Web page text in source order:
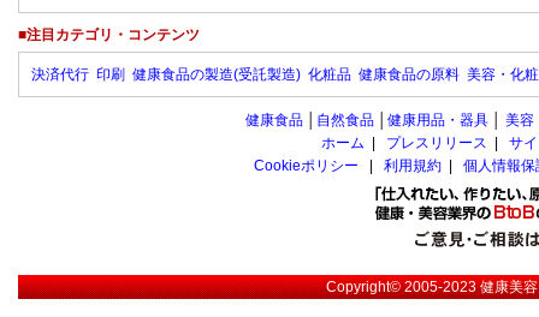
■注目カテゴリ・コンテンツ
決済代行 印刷 健康食品の製造(受託製造) 化粧品 健康食品の原料 美容・化
健康食品 自然食品 健康用品・器具 美容
ホーム
プレスリリース
サ
Cookieポリシー
利用規約 個人情報
Copyright© 2005-2023健康美